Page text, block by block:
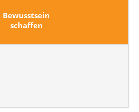
Bewusstsein
schaffen